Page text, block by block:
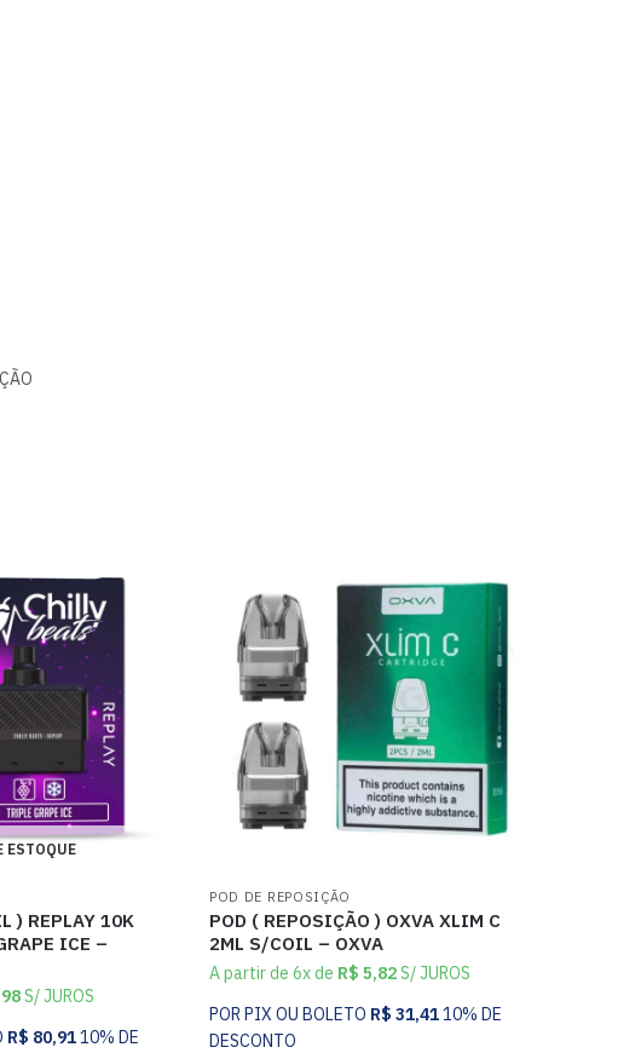
ESTOQUE
) REPLAY 10K
ICE –
S/ JUROS
R$ 80,9110% DE
POD DE REPOSIÇÃO
POD ( REPOSIÇÃO ) OXVA XLIM C
2ML S/COIL – OXVA
A partir de 6x de R$ 5,82S/ JUROS
POR PIX OU BOLETO R$ 31,4110% DE
DESCONTO